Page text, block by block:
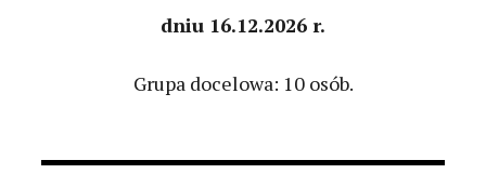
dniu 16.12.2026 r.
Grupa docelowa: 10 osób.